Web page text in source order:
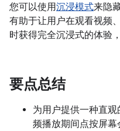
您可以使用沉浸模式来隐
有助于让用户在观看视频
时获得完全沉浸式的体验
要点总结
为用户提供一种直
频播放期间点按屏幕